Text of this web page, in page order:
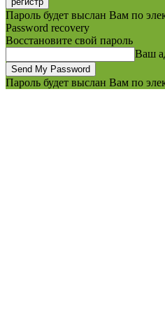
Пароль будет выслан Вам по
Password recovery
Восстановите свой пароль
Ваш
Пароль будет выслан Вам по